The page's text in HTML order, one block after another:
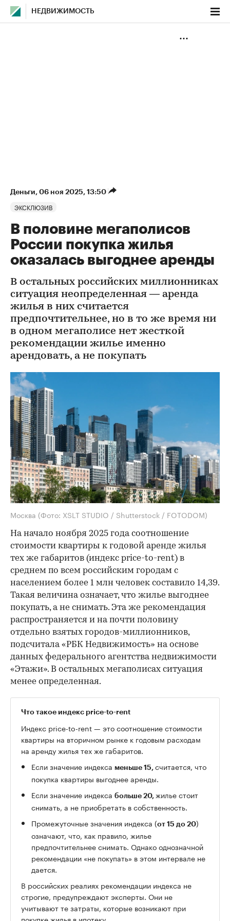
НЕДВИЖИМОСТЬ
Деньги⁠, 06 ноя 2025, 13:50
ЭКСКЛЮЗИВ
В половине мегаполисов
России покупка жилья
оказалась выгоднее аренды
В остальных российских миллионниках
ситуация неопределенная — аренда
жилья в них считается
предпочтительнее, но в то же время ни
в одном мегаполисе нет жесткой
рекомендации жилье именно
арендовать, а не покупать
Москва (Фото: XSLT STUDIO / Shutterstock / FOTODOM)
На начало ноября 2025 года соотношение
стоимости квартиры к годовой аренде жилья
тех же габаритов (индекс price-to-rent) в
среднем по всем российским городам с
населением более 1 млн человек составило 14,39.
Такая величина означает, что жилье выгоднее
покупать, а не снимать. Эта же рекомендация
распространяется и на почти половину
отдельно взятых городов-миллионников,
подсчитала «РБК Недвижимость» на основе
данных федерального агентства недвижимости
«Этажи». В остальных мегаполисах ситуация
менее определенная.
Что такое индекс price-to-rent
Индекс price-to-rent — это соотношение стоимости
квартиры на вторичном рынке к годовым расходам
на аренду жилья тех же габаритов.
Если значение индекса меньше 15, считается, что
покупка квартиры выгоднее аренды.
Если значение индекса больше 20, жилье стоит
снимать, а не приобретать в собственность.
Промежуточные значения индекса (от 15 до 20)
означают, что, как правило, жилье
предпочтительнее снимать. Однако однозначной
рекомендации «не покупать» в этом интервале не
дается.
В российских реалиях рекомендации индекса не
строгие, предупреждают эксперты. Они не
учитывают те затраты, которые возникают при
покупке жилья в ипотеку.